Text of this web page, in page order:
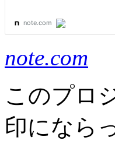
note.com
このプロ
印になら